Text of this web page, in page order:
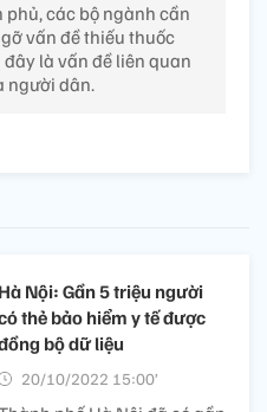
các bộ ngành cần
vấn đề thiếu thuốc
là vấn đề liên quan
người dân.
Hà Nội: Gần 5 triệu người
thẻ bảo hiểm y tế được
bộ dữ liệu
20/10/2022 15:00’